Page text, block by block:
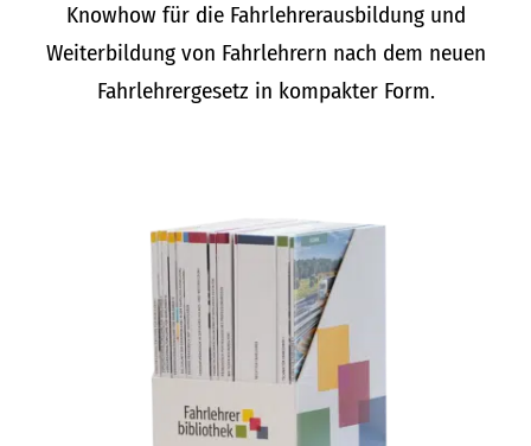
Knowhow für die Fahrlehrerausbildung und
Weiterbildung von Fahrlehrern nach dem neuen
Fahrlehrergesetz in kompakter Form.